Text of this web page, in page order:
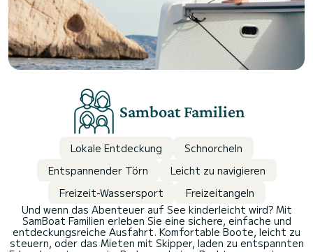
Samboat Familien
Lokale Entdeckung
Schnorcheln
Entspannender Törn
Leicht zu navigieren
Freizeit-Wassersport
Freizeitangeln
Und wenn das Abenteuer auf See kinderleicht wird? Mit
SamBoat Familien erleben Sie eine sichere, einfache und
entdeckungsreiche Ausfahrt. Komfortable Boote, leicht zu
steuern, oder das Mieten mit Skipper, laden zu entspannten